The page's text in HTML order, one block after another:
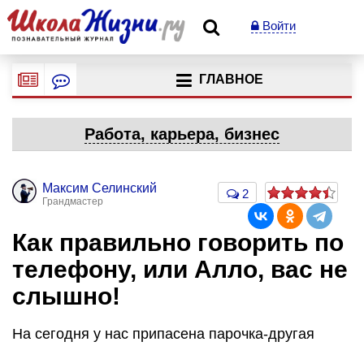
Войти
ГЛАВНОЕ
Работа, карьера, бизнес
Максим Селинский
Грандмастер
2
Как правильно говорить по
телефону, или Алло, вас не
слышно!
На сегодня у нас припасена парочка-другая